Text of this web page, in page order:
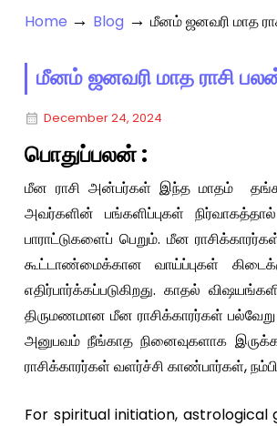
Home → Blog → மீனம் ஜனவரி மாத
மீனம் ஜனவரி மாத ராசி
December 24, 2024
பொதுப்பலன் :
மீன ராசி அன்பர்கள் இந்த மாதம் தங்கள்
அவர்களின் பங்களிப்புகள்
பாராட்டுகளைப் பெறும். மீன
கூட்டாண்மைக்கான வாய்ப்புகள்
எதிர்பார்க்கப்படுகிறது. காதல்
திருமணமான மீன ராசிக்காரர்கள்
அனுபவம் நீங்காத நினைவுகளாக
ராசிக்காரர்கள் வளர்ச்சி காண்பார்கள்,
For spiritual initiation,